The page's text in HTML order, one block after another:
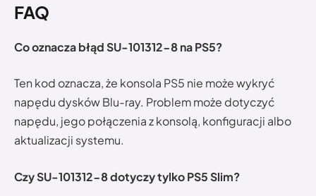
FAQ
Co oznacza błąd SU-101312-8 na PS5?
Ten kod oznacza, że konsola PS5 nie może wykryć
napędu dysków Blu-ray. Problem może dotyczyć
napędu, jego połączenia z konsolą, konfiguracji albo
aktualizacji systemu.
Czy SU-101312-8 dotyczy tylko PS5 Slim?